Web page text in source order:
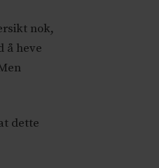
nok,
å heve
dette